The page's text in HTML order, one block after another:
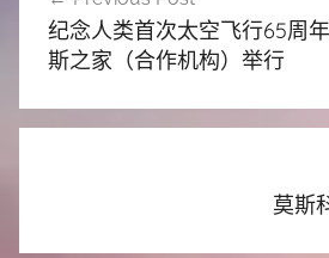
章
导
航
纪念人类首次太空飞行65周
斯之家（合作机构）举行
莫斯